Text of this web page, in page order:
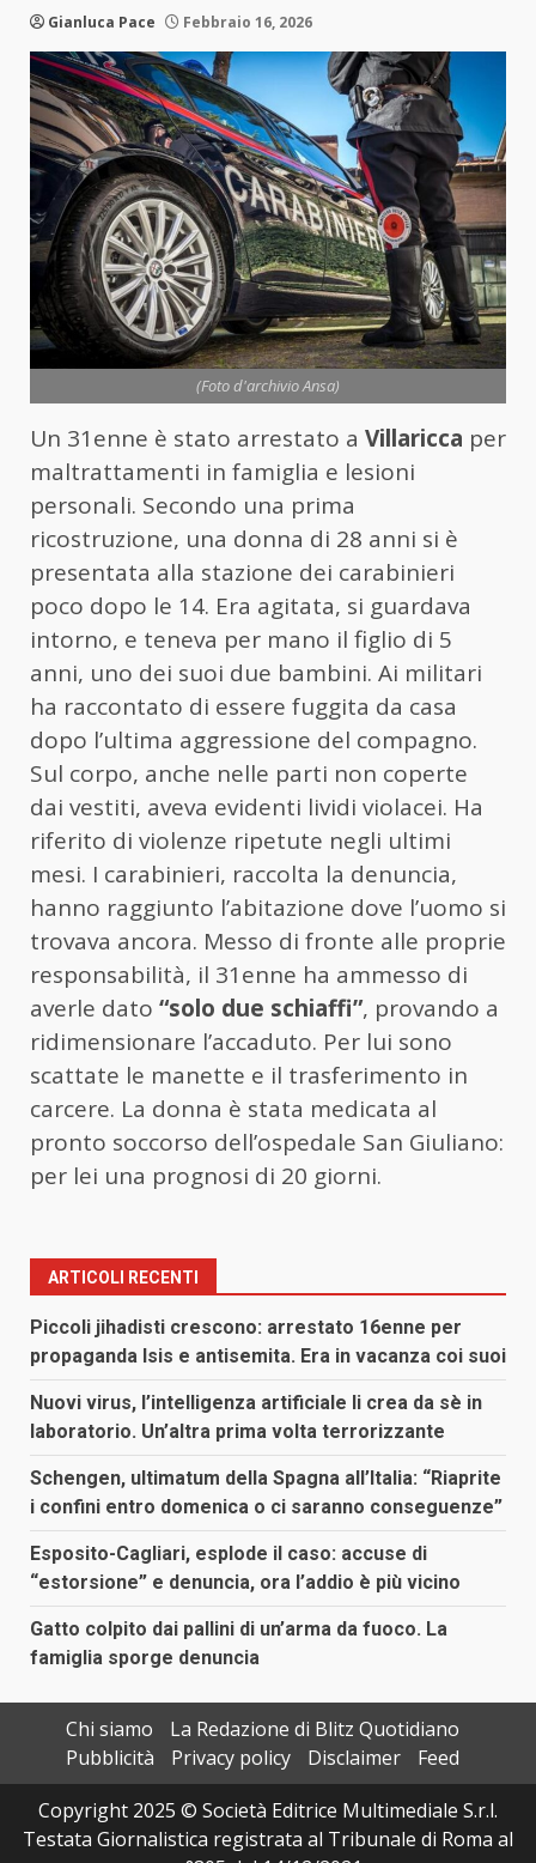
Gianluca Pace Febbraio 16, 2026
(Foto d'archivio Ansa)
Un 31enne è stato arrestato a Villaricca per
maltrattamenti in famiglia e lesioni
personali. Secondo una prima
ricostruzione, una donna di 28 anni si è
presentata alla stazione dei carabinieri
poco dopo le 14. Era agitata, si guardava
intorno, e teneva per mano il figlio di 5
anni, uno dei suoi due bambini. Ai militari
ha raccontato di essere fuggita da casa
dopo l’ultima aggressione del compagno.
Sul corpo, anche nelle parti non coperte
dai vestiti, aveva evidenti lividi violacei. Ha
riferito di violenze ripetute negli ultimi
mesi. I carabinieri, raccolta la denuncia,
hanno raggiunto l’abitazione dove l’uomo si
trovava ancora. Messo di fronte alle proprie
responsabilità, il 31enne ha ammesso di
averle dato “solo due schiaffi”, provando a
ridimensionare l’accaduto. Per lui sono
scattate le manette e il trasferimento in
carcere. La donna è stata medicata al
pronto soccorso dell’ospedale San Giuliano:
per lei una prognosi di 20 giorni.
ARTICOLI RECENTI
Piccoli jihadisti crescono: arrestato 16enne per
propaganda Isis e antisemita. Era in vacanza coi suoi
Nuovi virus, l’intelligenza artificiale li crea da sè in
laboratorio. Un’altra prima volta terrorizzante
Schengen, ultimatum della Spagna all’Italia: “Riaprite
i confini entro domenica o ci saranno conseguenze”
Esposito-Cagliari, esplode il caso: accuse di
“estorsione” e denuncia, ora l’addio è più vicino
Gatto colpito dai pallini di un’arma da fuoco. La
famiglia sporge denuncia
Chi siamo
La Redazione di Blitz Quotidiano
Pubblicità
Privacy policy Disclaimer
Feed
Copyright 2025 © Società Editrice Multimediale S.r.l.
Testata Giornalistica registrata al Tribunale di Roma al